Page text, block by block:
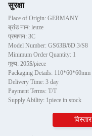
सुरक्षा
Place of Origin: GERMANY
ब्रांड नाम: leuze
प्रमाणन: 3C
Model Number: GS63B/6D.3/S8
Minimum Order Quantity: 1
मूल्य: 205$/piece
Packaging Details: 110*60*60mm
Delivery Time: 3 day
Payment Terms: T/T
Supply Ability: 1piece in stock
विस्तार